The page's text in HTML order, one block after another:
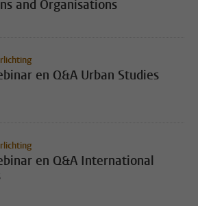
and Organisations
en Q&A Urban Studies
en Q&A International